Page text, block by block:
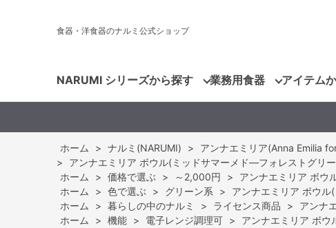
食器・洋食器のナルミ公式ショップ
NARUMI シリーズから探す 業務用食器 アイテム
ホーム > ナルミ(NARUMI) > アンナエミリア(Anna Emilia
>
アンナエミリア ボウル(ミッドサマーメド―フォレストグ
ホーム
> 価格で選ぶ > ～2,000円 >
アンナエミリア ボウ
ホーム
> 色で選ぶ > グリーン系 >
アンナエミリア ボウ
ホーム
> 暮らしの中のナルミ > ライセンス商品 >
アンナ
ホーム
> 機能 > 電子レンジ調理可 >
アンナエミリア ボ